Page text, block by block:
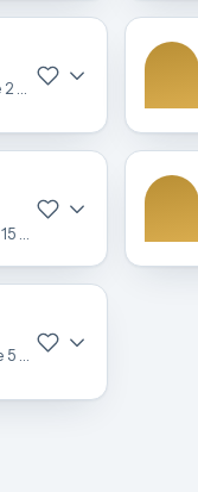
6 épisodes en réécoute · dernier le 15 mai